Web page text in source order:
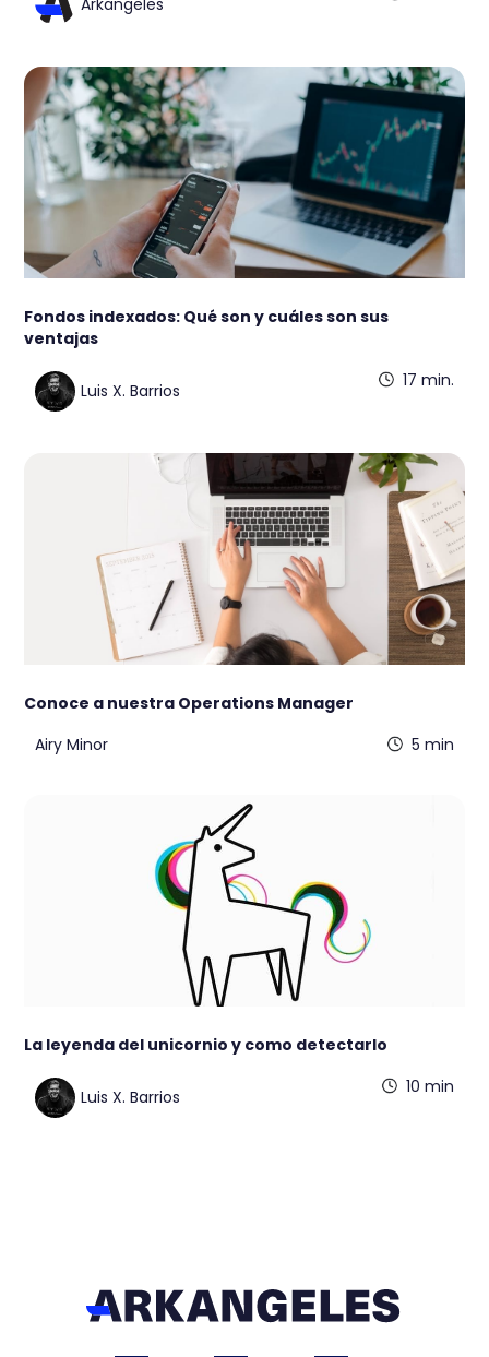
Arkangeles
Fondos indexados: Qué son y cuáles son sus
ventajas
Luis X. Barrios
17 min.
Conoce a nuestra Operations Manager
Airy Minor
5 min
La leyenda del unicornio y como detectarlo
Luis X. Barrios
10 min